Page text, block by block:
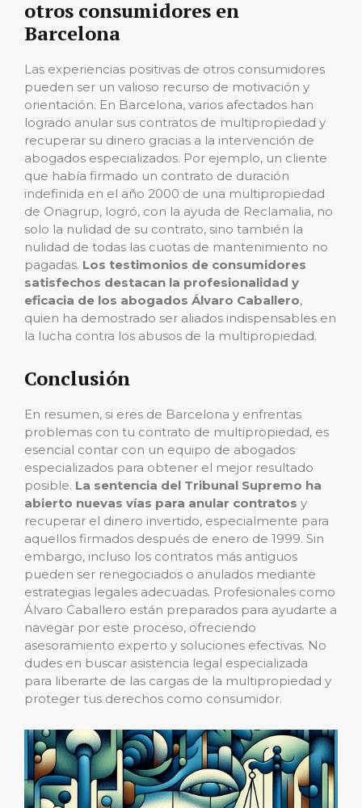
otros consumidores en
Barcelona
Las experiencias positivas de otros consumidores
pueden ser un valioso recurso de motivación y
orientación. En Barcelona, varios afectados han
logrado anular sus contratos de multipropiedad y
recuperar su dinero gracias a la intervención de
abogados especializados. Por ejemplo, un cliente
que había firmado un contrato de duración
indefinida en el año 2000 de una multipropiedad
de Onagrup, logró, con la ayuda de Reclamalia, no
solo la nulidad de su contrato, sino también la
nulidad de todas las cuotas de mantenimiento no
pagadas. Los testimonios de consumidores
satisfechos destacan la profesionalidad y
eficacia de los abogados Álvaro Caballero,
quien ha demostrado ser aliados indispensables en
la lucha contra los abusos de la multipropiedad.
Conclusión
En resumen, si eres de Barcelona y enfrentas
problemas con tu contrato de multipropiedad, es
esencial contar con un equipo de abogados
especializados para obtener el mejor resultado
posible. La sentencia del Tribunal Supremo ha
abierto nuevas vías para anular contratos y
recuperar el dinero invertido, especialmente para
aquellos firmados después de enero de 1999. Sin
embargo, incluso los contratos más antiguos
pueden ser renegociados o anulados mediante
estrategias legales adecuadas. Profesionales como
Álvaro Caballero están preparados para ayudarte a
navegar por este proceso, ofreciendo
asesoramiento experto y soluciones efectivas. No
dudes en buscar asistencia legal especializada
para liberarte de las cargas de la multipropiedad y
proteger tus derechos como consumidor.